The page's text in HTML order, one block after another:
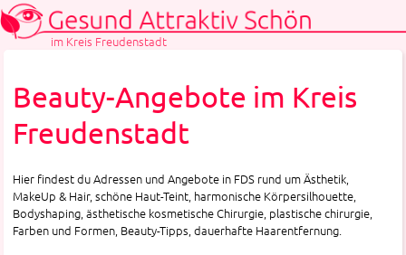
im Kreis Freudenstadt
Beauty-Angebote im Kreis
Freudenstadt
Hier findest du Adressen und Angebote in FDS rund um Ästhetik,
MakeUp & Hair, schöne Haut-Teint, harmonische Körpersilhouette,
Bodyshaping, ästhetische kosmetische Chirurgie, plastische chirurgie,
Farben und Formen, Beauty-Tipps, dauerhafte Haarentfernung.